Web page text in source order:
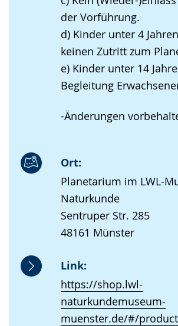
der Vorführung.
d) Kinder unter 4
keinen Zutritt zum
e) Kinder unter 14
Begleitung
-Änderungen
Ort:
Planetarium im LWL-
Naturkunde
Sentruper Str. 285
48161 Münster
Link:
https://shop.lwl-
naturkundemuseum-
muenster.de/#/